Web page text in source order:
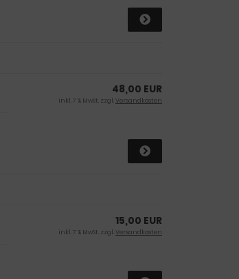
48,00 EUR
inkl. 7 % MwSt. zzgl.Versandkosten
15,00 EUR
inkl. 7 % MwSt. zzgl.Versandkosten